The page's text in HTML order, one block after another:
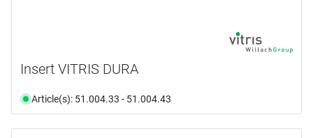
Insert VITRIS DURA
Article(s): 51.004.33 - 51.004.43